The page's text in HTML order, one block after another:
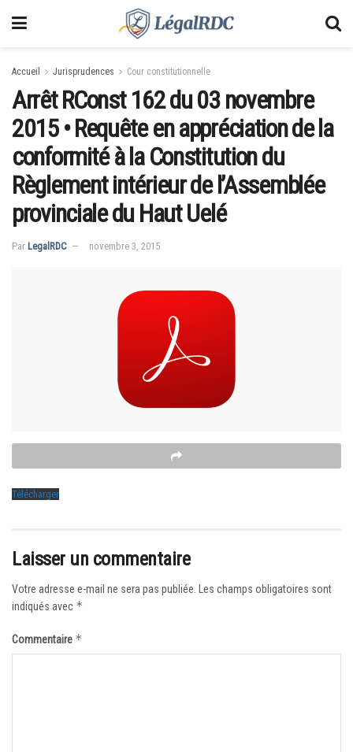
Accueil Jurisprudences Cour constitutionnelle
Arrêt RConst 162 du 03 novembre
2015 • Requête en appréciation de la
conformité à la Constitution du
Règlement intérieur de l’Assemblée
provinciale du Haut Uelé
Par LegalRDC novembre 3, 2015
Télécharger
Laisser un commentaire
Votre adresse e-mail ne sera pas publiée.
Les champs obligatoires sont
indiqués avec *
Commentaire *